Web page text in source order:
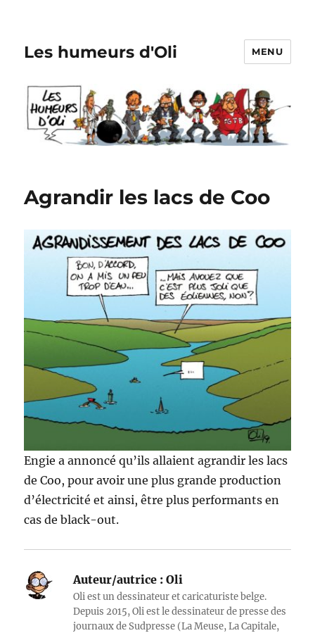
Les humeurs d'Oli MENU
Agrandir les lacs de Coo
Engie a annoncé qu’ils allaient agrandir les lacs
de Coo, pour avoir une plus grande production
d’électricité et ainsi, être plus performants en
cas de black-out.
Auteur/autrice : Oli
Oli est un dessinateur et caricaturiste belge.
Depuis 2015, Oli est le dessinateur de presse des
journaux de Sudpresse (La Meuse, La Capitale,